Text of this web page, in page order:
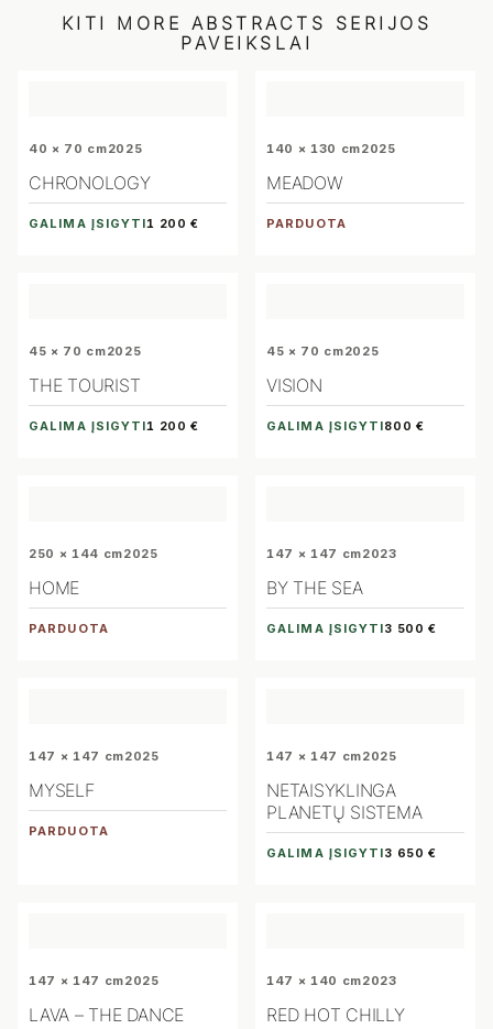
KITI MORE ABSTRACTS
SERIJOS
PAVEIKSLAI
40 × 70 cm2025
CHRONOLOGY
GALIMA ĮSIGYTI1 200 €
140 × 130 cm2025
MEADOW
PARDUOTA
45 × 70 cm2025
THE TOURIST
GALIMA ĮSIGYTI1 200 €
45 × 70 cm2025
VISION
GALIMA ĮSIGYTI800 €
250 × 144 cm2025
HOME
PARDUOTA
147 × 147 cm2023
BY THE SEA
GALIMA ĮSIGYTI3 500 €
147 × 147 cm2025
MYSELF
PARDUOTA
147 × 147 cm2025
NETAISYKLINGA
PLANETŲ SISTEMA
GALIMA ĮSIGYTI3 650 €
147 × 147 cm2025
LAVA – THE DANCE
147 × 140 cm2023
RED HOT CHILLY